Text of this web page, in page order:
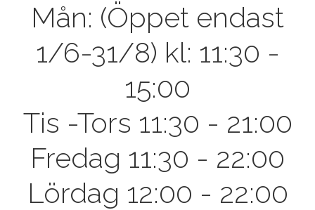
Mån: (Öppet endast
1/6-31/8) kl: 11:30 -
15:00
Tis -Tors 11:30 - 21:00
Fredag 11:30 - 22:00
Lördag 12:00 - 22:00